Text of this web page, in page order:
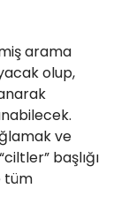
arama
olup,
ve
başlığı
tüm